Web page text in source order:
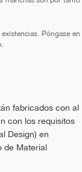
Póngase en
fabricados con al
con los requisitos
Design) en
de Material